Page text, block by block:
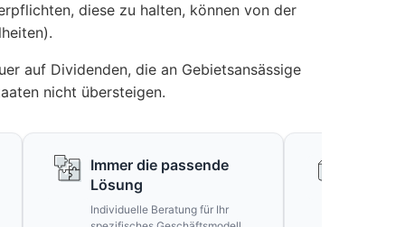
diese zu halten, können von der
auf Dividenden, die an Gebietsansässige
nicht übersteigen.
Immer die passende
Lösung
Individuelle Beratung für Ihr